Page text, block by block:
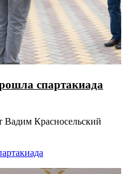
спартакиада
Вадим Красносельский